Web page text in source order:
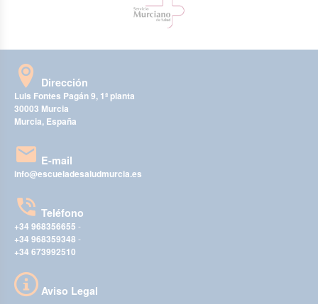
Dirección
Luis Fontes Pagán 9, 1ª planta
30003 Murcia
Murcia, España
E-mail
info@escueladesaludmurcia.es
Teléfono
+34 968356655 -
+34 968359348 -
+34 673992510
Aviso Legal